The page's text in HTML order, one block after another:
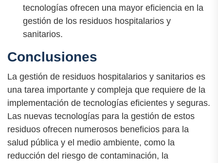
tecnologías ofrecen una mayor eficiencia en la
gestión de los residuos hospitalarios y
sanitarios.
Conclusiones
La gestión de residuos hospitalarios y sanitarios es
una tarea importante y compleja que requiere de la
implementación de tecnologías eficientes y seguras.
Las nuevas tecnologías para la gestión de estos
residuos ofrecen numerosos beneficios para la
salud pública y el medio ambiente, como la
reducción del riesgo de contaminación, la